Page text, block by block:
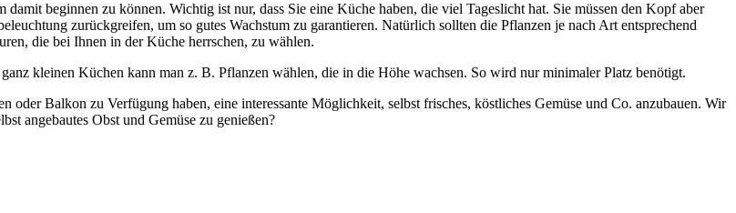
beginnen zu können. Wichtig ist nur, dass Sie eine Küche haben, die viel Tageslicht hat. Sie müssen den Kopf aber
zurückgreifen, um so gutes Wachstum zu garantieren. Natürlich sollten die Pflanzen je nach Art entsprechend
die bei Ihnen in der Küche herrschen, zu wählen.
kleinen Küchen kann man z. B. Pflanzen wählen, die in die Höhe wachsen. So wird nur minimaler Platz benötigt.
Balkon zu Verfügung haben, eine interessante Möglichkeit, selbst frisches, köstliches Gemüse und Co. anzubauen. Wir
angebautes Obst und Gemüse zu genießen?